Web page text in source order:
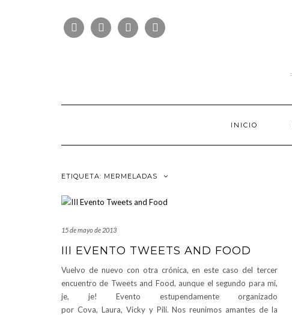
FOLLOW
US
FACEBOOKTWITTERPINTERESTINSTAGRAM
INICIO
ETIQUETA: MERMELADAS
15 de mayo de 2013
III EVENTO TWEETS AND FOOD
Vuelvo de nuevo con otra crónica, en este caso del tercer
encuentro de Tweets and Food, aunque el segundo para mi,
je, je! Evento estupendamente organizado
por Cova, Laura, Vicky y Pili. Nos reunimos amantes de la